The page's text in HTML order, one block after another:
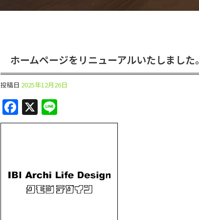
ホームページをリニューアルいたしました。
投稿日 2025年12月26日
F
a
b
o
o
X
n